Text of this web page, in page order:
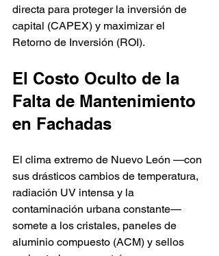
directa para proteger la inversión de
capital (CAPEX) y maximizar el
Retorno de Inversión (ROI).
El Costo Oculto de la
Falta de Mantenimiento
en Fachadas
El clima extremo de Nuevo León —con
sus drásticos cambios de temperatura,
radiación UV intensa y la
contaminación urbana constante—
somete a los cristales, paneles de
aluminio compuesto (ACM) y sellos